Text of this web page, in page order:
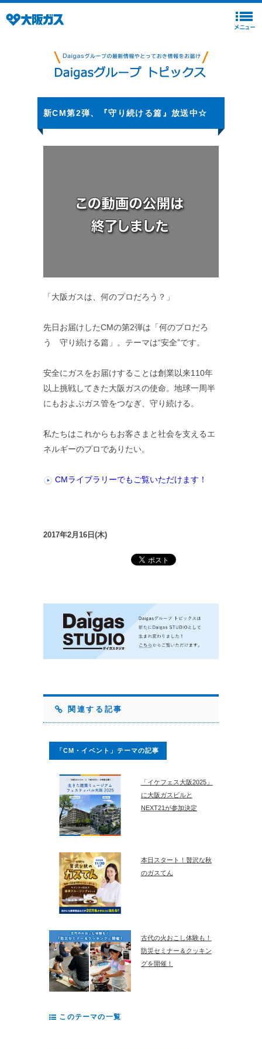
新CM第2弾、『守り続ける篇』放送中☆
「大阪ガスは、何のプロだろう？」
先日お届けしたCMの第2弾は「何のプロだろ
う 守り続ける篇」。テーマは“安全”です。
安全にガスをお届けすることは創業以来110年
以上挑戦してきた大阪ガスの使命。地球一周半
にもおよぶガス管をつなぎ、守り続ける。
私たちはこれからもお客さまと社会を支えるエ
ネルギーのプロでありたい。
CMライブラリーでもご覧いただけます！
2017年2月16日(木)
関連する記事
「CM・イベント」テーマの記事
「イケフェス大阪2025」
に大阪ガスビルと
NEXT21が参加決定
本日スタート！贅沢な秋
のガスてん
古代の火おこし体験も！
防災セミナー＆クッキン
グを開催！
このテーマの一覧